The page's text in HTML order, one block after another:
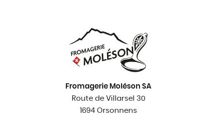
Fromagerie Moléson SA
Route de Villarsel 30
1694 Orsonnens